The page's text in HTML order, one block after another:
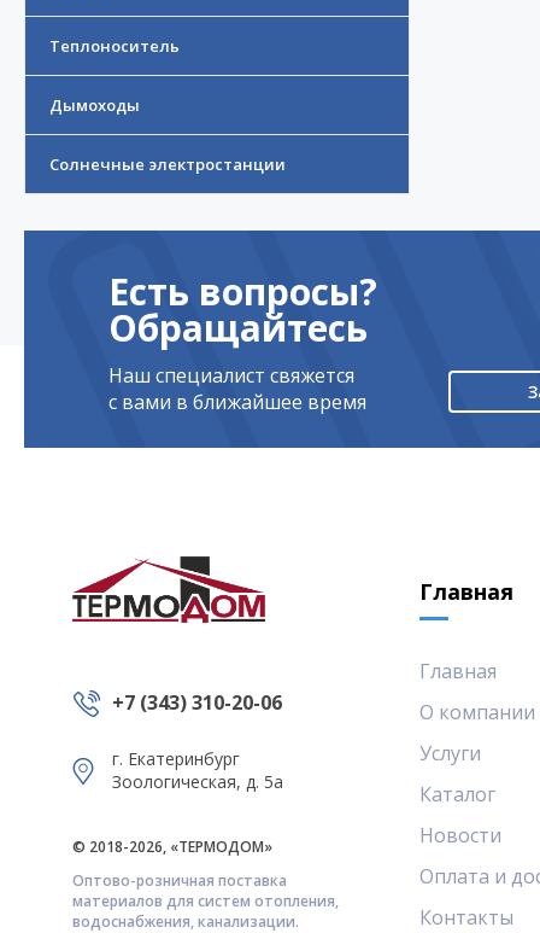
Теплоноситель
Дымоходы
Солнечные электростанции
Есть вопросы?
Обращайтесь
Наш специалист свяжется
с вами в ближайшее время
Главная
+7 (343) 310-20-06
г. Екатеринбург
Зоологическая, д. 5а
© 2018-2026, «ТЕРМОДОМ»
Оптово-розничная поставка
материалов для систем отопления,
водоснабжения, канализации.
Главная
О компании
Услуги
Каталог
Новости
Оплата и
Контакты